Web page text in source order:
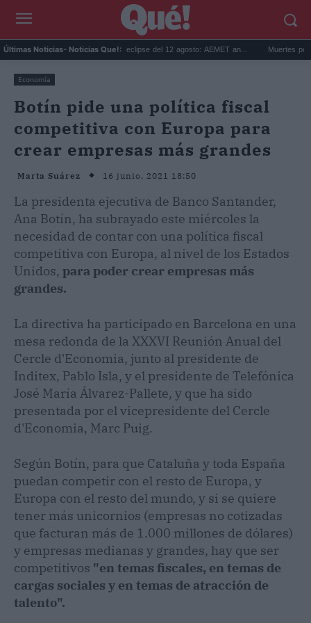
Últimas Noticias- Noticias Que!:
Predicción para el eclipse del 12 agosto: AEMET an... Muertes por calor en
Economía
Botín pide una política fiscal
competitiva con Europa para
crear empresas más grandes
Marta Suárez 16 junio, 2021 18:50
La presidenta ejecutiva de Banco Santander,
Ana Botín, ha subrayado este miércoles la
necesidad de contar con una política fiscal
competitiva con Europa, al nivel de los Estados
Unidos, para poder crear empresas más
grandes.
La directiva ha participado en Barcelona en una
mesa redonda de la XXXVI Reunión Anual del
Cercle d'Economia, junto al presidente de
Inditex, Pablo Isla, y el presidente de Telefónica
José María Álvarez-Pallete, y que ha sido
presentada por el vicepresidente del Cercle
d'Economia, Marc Puig.
Según Botín, para que Cataluña y toda España
puedan competir con el resto de Europa, y
Europa con el resto del mundo, y si se quiere
tener más unicornios (empresas no cotizadas
que facturan más de 1.000 millones de dólares)
y empresas medianas y grandes, hay que ser
competitivos "en temas fiscales, en temas de
cargas sociales y en temas de atracción de
talento".